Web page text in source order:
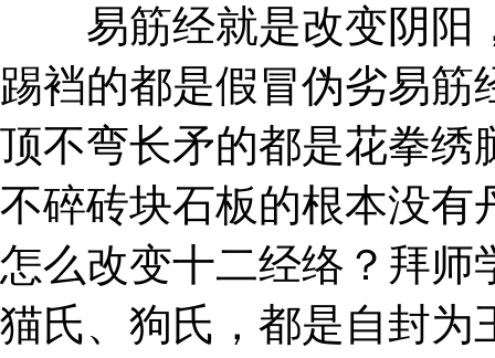
易筋经就是改变阴阳
踢裆的都是假冒伪劣易
顶不弯长矛的都是花拳绣
不碎砖块石板的根本没有
怎么改变十二经络？拜师
猫氏、狗氏，都是自封为